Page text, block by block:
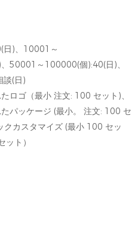
日)、10001～
50001～100000(個):40(日)、
談(日)
ロゴ（最小 注文: 100 セット)、
パッケージ (最小。 注文: 100 セ
クカスタマイズ (最小 100 セッ
ット）